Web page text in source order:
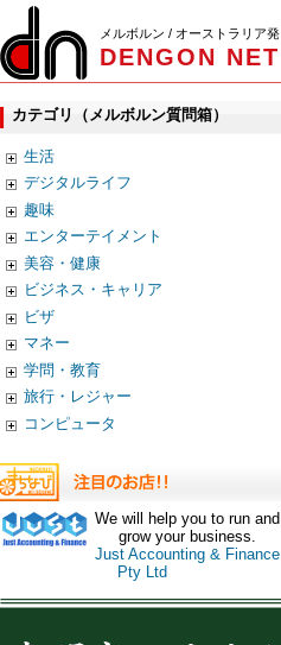
メルボルン / オーストラリア発
DENGON NET
カテゴリ（メルボルン質問箱）
生活
デジタルライフ
趣味
エンターテイメント
美容・健康
ビジネス・キャリア
ビザ
マネー
学問・教育
旅行・レジャー
コンピュータ
We will help you to run and
grow your business.
Just Accounting & Finance
Pty Ltd